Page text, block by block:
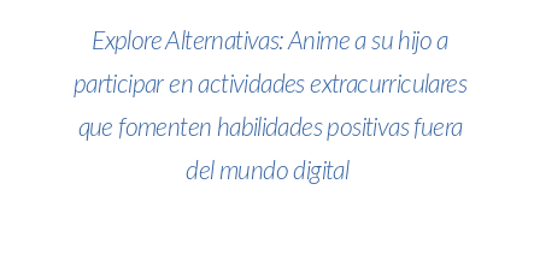
Explore Alternativas: Anime a su hijo a
participar en actividades extracurriculares
que fomenten habilidades positivas fuera
del mundo digital